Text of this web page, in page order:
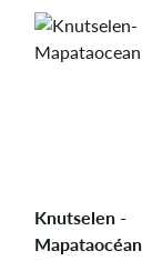
Knutselen -
Mapataocéan